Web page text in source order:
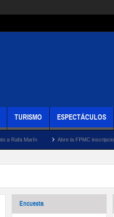
TURISMO ESPECTÁCULOS
Abre la FPMC inscripciones para taller
Encuesta